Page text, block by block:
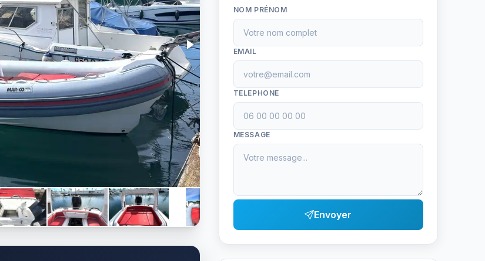
NOM PRÉNOM
EMAIL
TELEPHONE
MESSAGE
Envoyer